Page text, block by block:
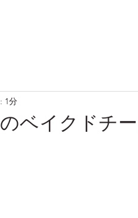
ベイクドチー
1分